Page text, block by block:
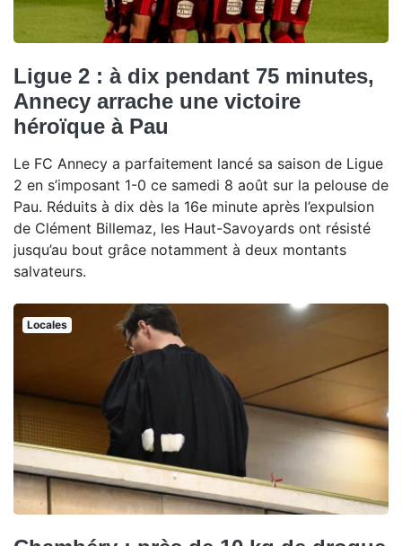
Ligue 2 : à dix pendant 75 minutes,
Annecy arrache une victoire
héroïque à Pau
Le FC Annecy a parfaitement lancé sa saison de Ligue
2 en s’imposant 1-0 ce samedi 8 août sur la pelouse de
Pau. Réduits à dix dès la 16e minute après l’expulsion
de Clément Billemaz, les Haut-Savoyards ont résisté
jusqu’au bout grâce notamment à deux montants
salvateurs.
Locales